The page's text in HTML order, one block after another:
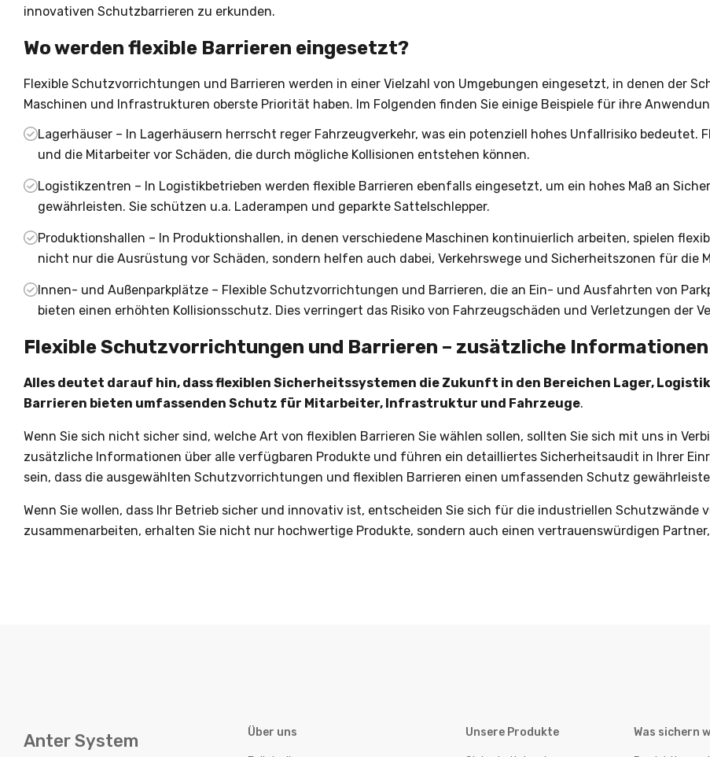
innovativen Schutzbarrieren zu erkunden.
Wo werden flexible Barrieren eingesetzt?
Flexible Schutzvorrichtungen und Barrieren werden in einer Vielzahl von Umgebungen eingesetzt, in denen der
Maschinen und Infrastrukturen oberste Priorität haben. Im Folgenden finden Sie einige Beispiele für ihre
Lagerhäuser – In Lagerhäusern herrscht reger Fahrzeugverkehr, was ein potenziell hohes Unfallrisiko
und die Mitarbeiter vor Schäden, die durch mögliche Kollisionen entstehen können.
Logistikzentren – In Logistikbetrieben werden flexible Barrieren ebenfalls eingesetzt, um ein hohes Maß an
gewährleisten. Sie schützen u.a. Laderampen und geparkte Sattelschlepper.
Produktionshallen – In Produktionshallen, in denen verschiedene Maschinen kontinuierlich arbeiten, spielen
nicht nur die Ausrüstung vor Schäden, sondern helfen auch dabei, Verkehrswege und Sicherheitszonen für die
Innen- und Außenparkplätze – Flexible Schutzvorrichtungen und Barrieren, die an Ein- und Ausfahrten von
bieten einen erhöhten Kollisionsschutz. Dies verringert das Risiko von Fahrzeugschäden und Verletzungen der
Flexible Schutzvorrichtungen und Barrieren – zusätzliche Informationen
Alles deutet darauf hin, dass flexiblen Sicherheitssystemen die Zukunft in den Bereichen Lager,
Barrieren bieten umfassenden Schutz für Mitarbeiter, Infrastruktur und Fahrzeuge.
Wenn Sie sich nicht sicher sind, welche Art von flexiblen Barrieren Sie wählen sollen, sollten Sie sich mit uns in
zusätzliche Informationen über alle verfügbaren Produkte und führen ein detailliertes Sicherheitsaudit in Ihrer
sein, dass die ausgewählten Schutzvorrichtungen und flexiblen Barrieren einen umfassenden Schutz
Wenn Sie wollen, dass Ihr Betrieb sicher und innovativ ist, entscheiden Sie sich für die industriellen Schutzwände
zusammenarbeiten, erhalten Sie nicht nur hochwertige Produkte, sondern auch einen vertrauenswürdigen
Anter System Über uns Unsere Produkte Was sichern